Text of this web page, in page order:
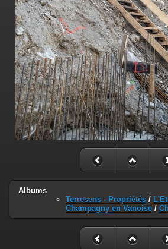
Albums
Terresens - Propriétés /
Champagny en Vanoise /